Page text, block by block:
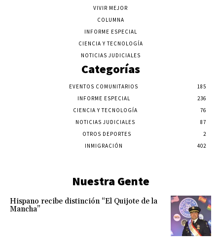
VIVIR MEJOR
COLUMNA
INFORME ESPECIAL
CIENCIA Y TECNOLOGÍA
NOTICIAS JUDICIALES
Categorías
EVENTOS COMUNITARIOS
185
INFORME ESPECIAL
236
CIENCIA Y TECNOLOGÍA
76
NOTICIAS JUDICIALES
87
OTROS DEPORTES
2
INMIGRACIÓN
402
Nuestra Gente
Hispano recibe distinción “El Quijote de la
Mancha”